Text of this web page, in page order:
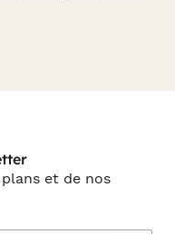
et de nos